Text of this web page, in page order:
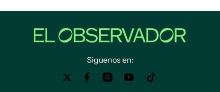
Siguenos en: